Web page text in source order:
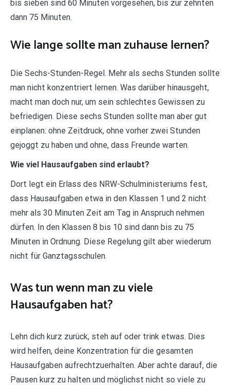
bis sieben sind 60 Minuten vorgesehen, bis zur zehnten
dann 75 Minuten.
Wie lange sollte man zuhause lernen?
Die Sechs-Stunden-Regel. Mehr als sechs Stunden sollte
man nicht konzentriert lernen. Was darüber hinausgeht,
macht man doch nur, um sein schlechtes Gewissen zu
befriedigen. Diese sechs Stunden sollte man aber gut
einplanen: ohne Zeitdruck, ohne vorher zwei Stunden
gejoggt zu haben und ohne, dass Freunde warten.
Wie viel Hausaufgaben sind erlaubt?
Dort legt ein Erlass des NRW-Schulministeriums fest,
dass Hausaufgaben etwa in den Klassen 1 und 2 nicht
mehr als 30 Minuten Zeit am Tag in Anspruch nehmen
dürfen. In den Klassen 8 bis 10 sind dann bis zu 75
Minuten in Ordnung. Diese Regelung gilt aber wiederum
nicht für Ganztagsschulen.
Was tun wenn man zu viele
Hausaufgaben hat?
Lehn dich kurz zurück, steh auf oder trink etwas. Dies
wird helfen, deine Konzentration für die gesamten
Hausaufgaben aufrechtzuerhalten. Aber achte darauf, die
Pausen kurz zu halten und möglichst nicht so viele zu